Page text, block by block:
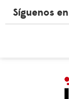
Síguenos